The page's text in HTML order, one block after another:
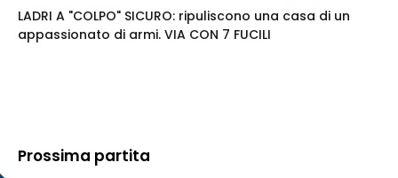
LADRI A "COLPO" SICURO: ripuliscono una casa di un
appassionato di armi. VIA CON 7 FUCILI
Prossima partita